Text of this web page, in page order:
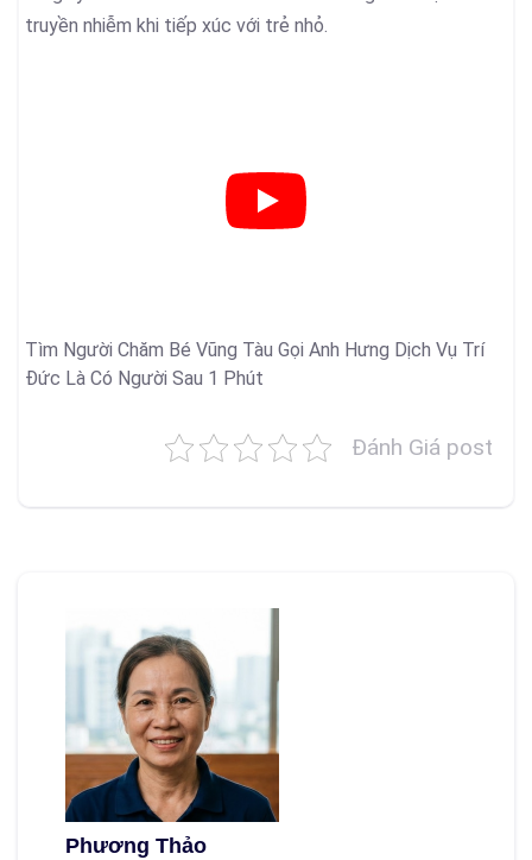
truyền nhiễm khi tiếp xúc với trẻ nhỏ.
Tìm Người Chăm Bé Vũng Tàu Gọi Anh Hưng Dịch Vụ Trí
Đức Là Có Người Sau 1 Phút
Đánh Giá post
Phương Thảo